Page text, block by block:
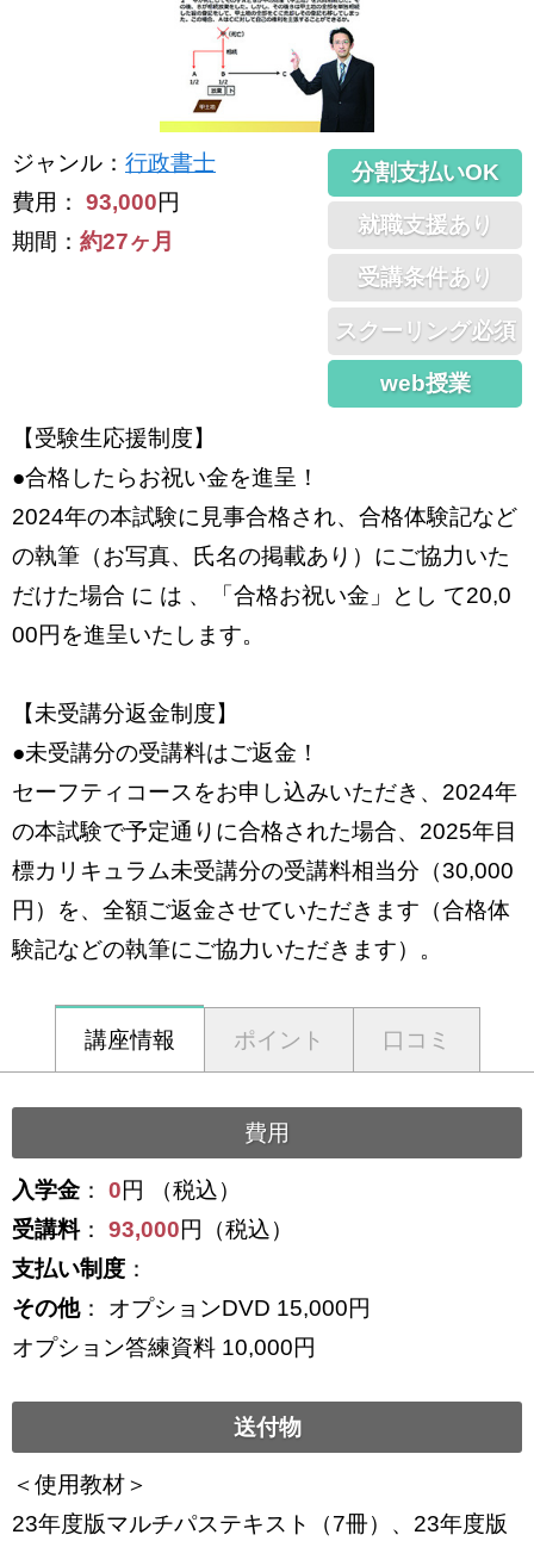
ジャンル ： 行政書士
費用： 93,000円
期間： 約27ヶ月
分割支払いOK
就職支援あり
受講条件あり
スクーリング必須
web授業
【受験生応援制度】
●合格したらお祝い金を進呈！
2024年の本試験に見事合格され、合格体験記など
の執筆（お写真、氏名の掲載あり）にご協力いた
だけた場合 に は 、「合格お祝い金」とし て20,0
00円を進呈いたします。
【未受講分返金制度】
●未受講分の受講料はご返金！
セーフティコースをお申し込みいただき、2024年
の本試験で予定通りに合格された場合、2025年目
標カリキュラム未受講分の受講料相当分（30,000
円）を、全額ご返金させていただきます（合格体
験記などの執筆にご協力いただきます）。
講座情報 ポイント 口コミ
費用
入学金 ： 0円 （税込）
受講料： 93,000円（税込）
支払い制度 ：
その他： オプションDVD 15,000円
オプション答練資料 10,000円
送付物
＜使用教材＞
23年度版マルチパステキスト（7冊）、23年度版